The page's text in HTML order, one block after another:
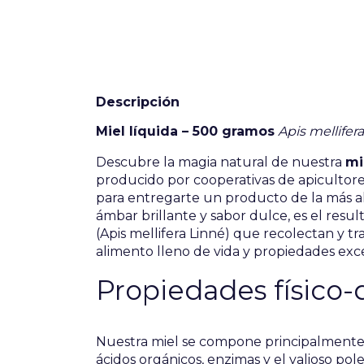
Descripción
Miel líquida – 500 gramos Apis
Descubre la magia natural de nuestra
producido por cooperativas de
para entregarte un producto de la más
ámbar brillante y sabor dulce, es el
(Apis mellifera Linné) que recolectan y
alimento lleno de vida y propiedades
Propiedades
Nuestra miel se compone
ácidos orgánicos, enzimas y el valioso